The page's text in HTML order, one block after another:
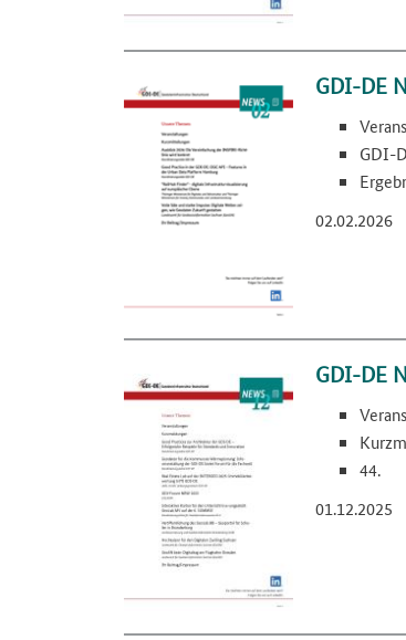
GDI-DE
GDI-
02.02.2026
GDI-DE
44.
01.12.2025